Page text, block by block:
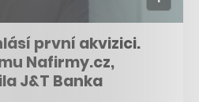
první akvizici.
Nafirmy.cz,
J&T Banka